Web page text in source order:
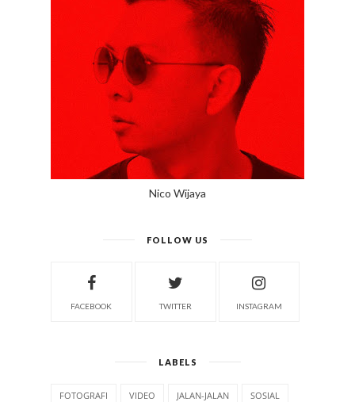
Nico Wijaya
FOLLOW US
FACEBOOK TWITTER INSTAGRAM
LABELS
FOTOGRAFI VIDEO JALAN-JALAN SOSIAL